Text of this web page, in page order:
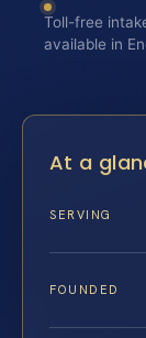
Toll-free
available in
At a
SERVING
FOUNDED